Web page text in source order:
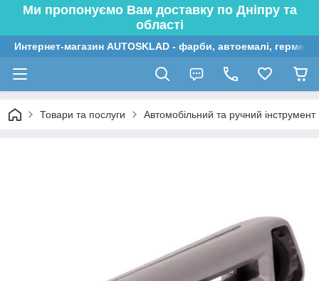
Ми пропонуємо Вам доставку по Дніпру та
області
Интернет-магазин AUTOSKLAD - фарби, автоемалі,
Товари та послуги Автомобільний та ручний